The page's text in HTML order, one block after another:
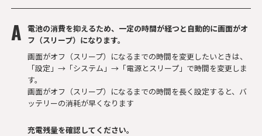
電池の消費を抑えるため、一定の時間が経つと自動的に画面がオ
フ（スリープ）になります。
画面がオフ（スリープ）になるまでの時間を変更したいときは、
「設定」→「システム」→「電源とスリープ」で時間を変更しま
す。
画面がオフ（スリープ）になるまでの時間を長く設定すると、バ
ッテリーの消耗が早くなります
充電残量を確認してください。